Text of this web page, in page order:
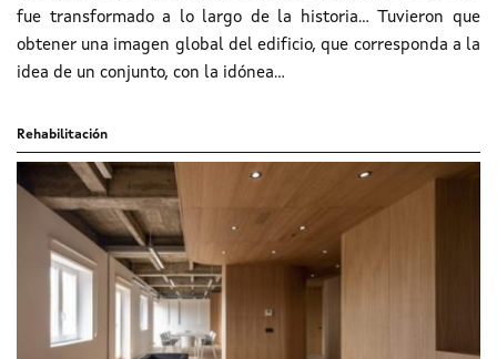
fue transformado a lo largo de la historia... Tuvieron que
obtener una imagen global del edificio, que corresponda a la
idea de un conjunto, con la idónea...
Rehabilitación